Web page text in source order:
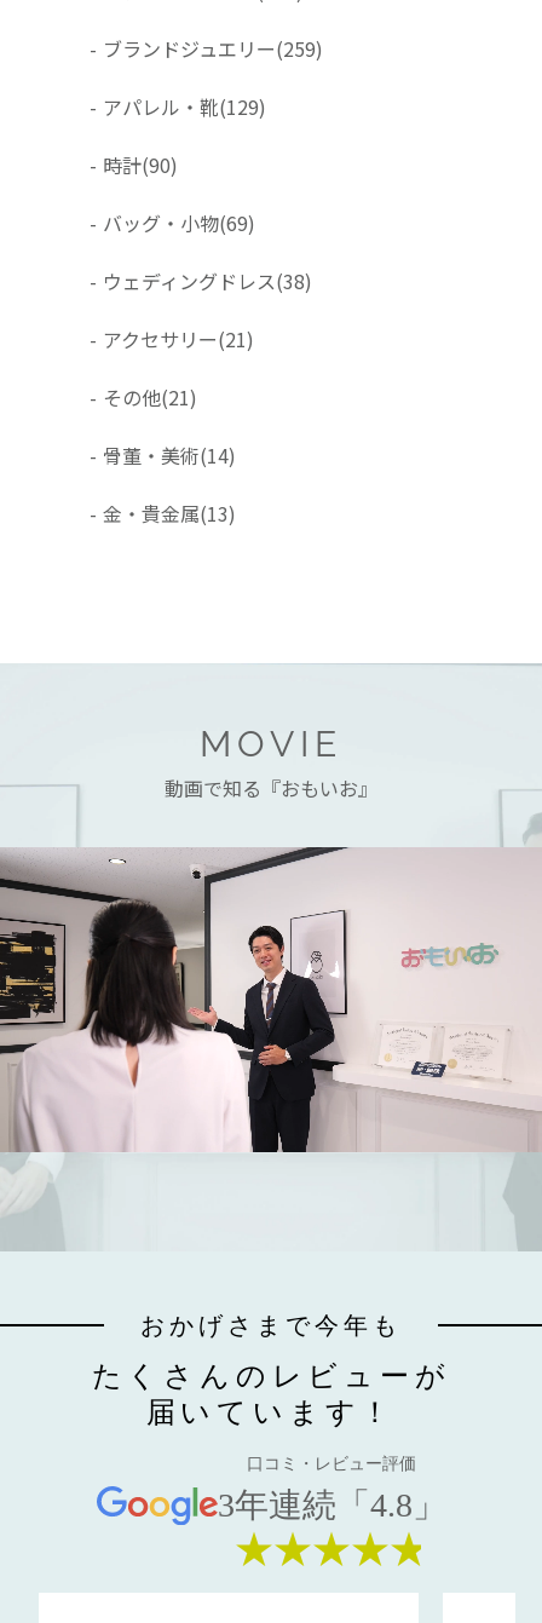
- ブランドジュエリー(259)
- アパレル・靴(129)
- 時計(90)
- バッグ・小物(69)
- ウェディングドレス(38)
- アクセサリー(21)
- その他(21)
- 骨董・美術(14)
- 金・貴金属(13)
MOVIE
動画で知る『おもいお』
おかげさまで今年も
たくさんのレビューが
届いています！
口コミ・レビュー評価
3年連続「4.8」
★★★★★